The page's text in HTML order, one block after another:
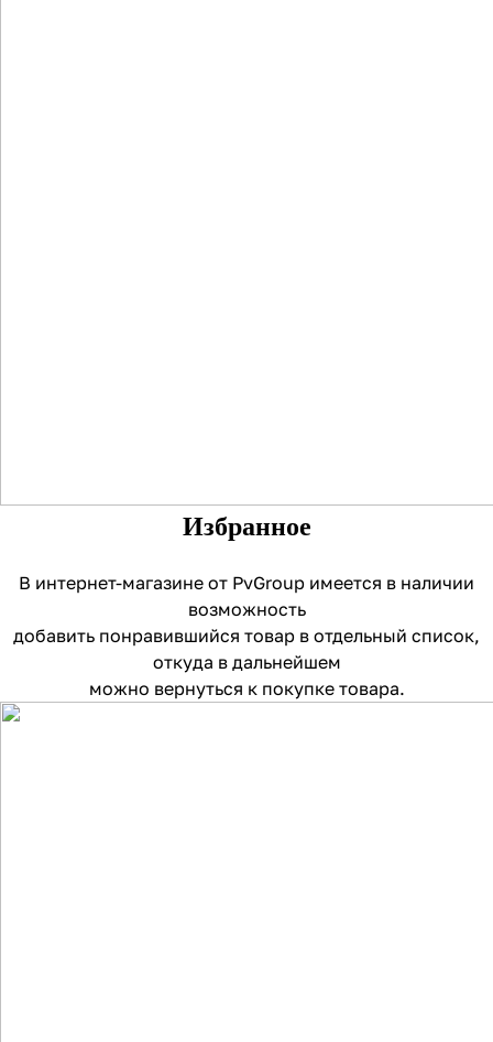
Избранное
В интернет-магазине от PvGroup имеется в наличии
возможность
добавить понравившийся товар в отдельный список,
откуда в дальнейшем
можно вернуться к покупке товара.